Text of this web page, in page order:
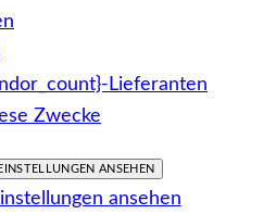
Lieferanten
Zwecke
EINSTELLUNGEN ANSEHEN
ansehen